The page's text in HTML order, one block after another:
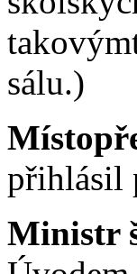
sálu.)
přihlásil
Ministr